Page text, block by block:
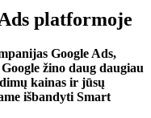
platformoje
Google Ads,
žino daug daugiau
kainas ir jūsų
išbandyti Smart